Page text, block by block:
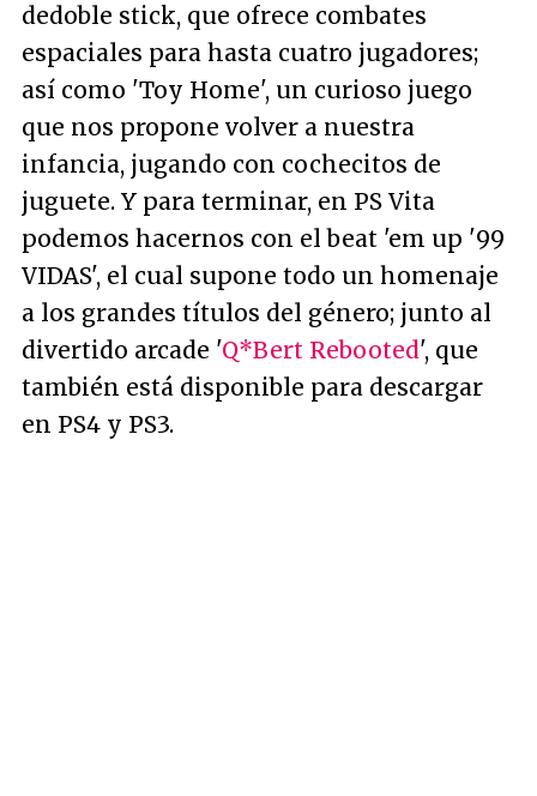
dedoble stick, que ofrece combates
espaciales para hasta cuatro jugadores;
así como 'Toy Home', un curioso juego
que nos propone volver a nuestra
infancia, jugando con cochecitos de
juguete. Y para terminar, en PS Vita
podemos hacernos con el beat 'em up '99
VIDAS', el cual supone todo un homenaje
a los grandes títulos del género; junto al
divertido arcade 'Q*Bert Rebooted', que
también está disponible para descargar
en PS4 y PS3.